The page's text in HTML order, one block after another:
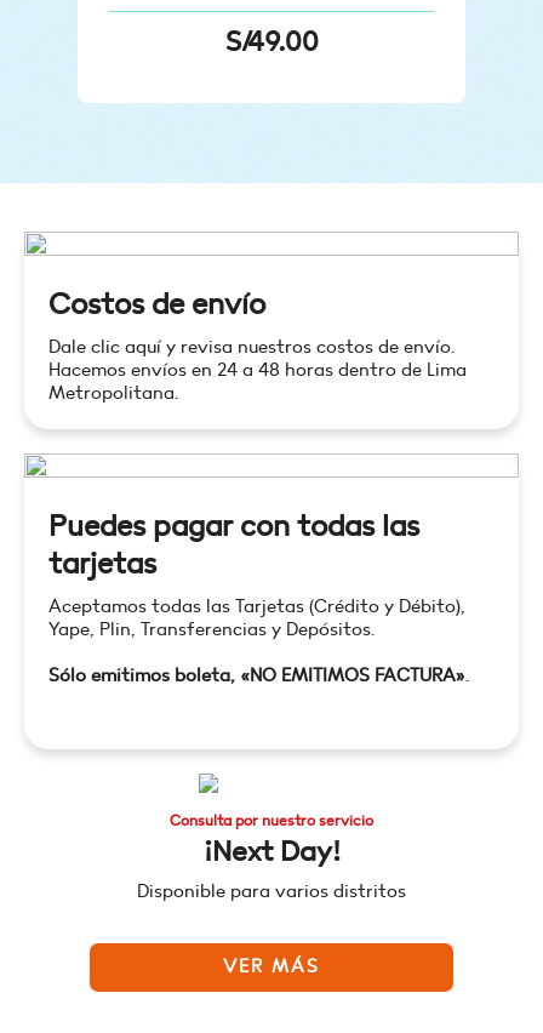
S/49.00
Costos de envío
Dale clic aquí y revisa nuestros costos de envío.
Hacemos envíos en 24 a 48 horas dentro de Lima
Metropolitana.
Puedes pagar con todas las
tarjetas
Aceptamos todas las Tarjetas (Crédito y Débito),
Yape, Plin, Transferencias y Depósitos.
Sólo emitimos boleta, «NO EMITIMOS FACTURA».
Consulta por nuestro servicio
¡Next Day!
Disponible para varios distritos
VER MÁS